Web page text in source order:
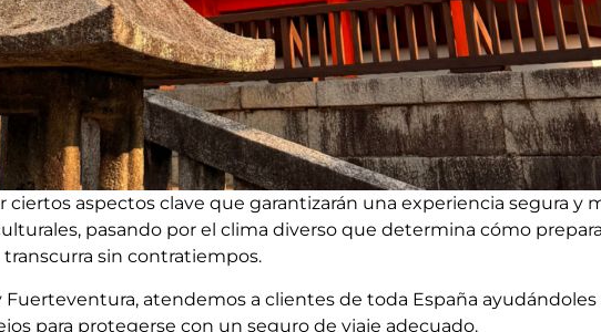
aspectos clave que garantizarán una experiencia segura y
pasando por el clima diverso que determina cómo
sin contratiempos.
Fuerteventura, atendemos a clientes de toda España
para protegerse con un seguro de viaje adecuado.